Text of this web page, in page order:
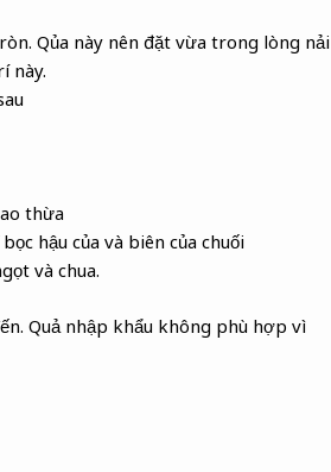
Qủa này nên đặt vừa trong lòng nải
này.
thừa
hậu của và biên của chuối
và chua.
Quả nhập khẩu không phù hợp vì